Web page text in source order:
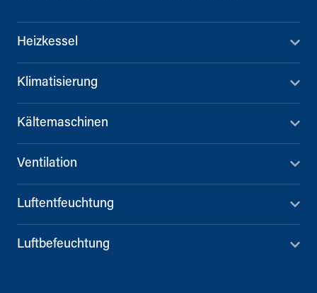
Heizkessel
Klimatisierung
Kältemaschinen
Ventilation
Luftentfeuchtung
Luftbefeuchtung